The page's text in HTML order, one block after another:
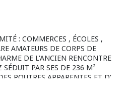
: COMMERCES , ÉCOLES ,
AMATEURS DE CORPS DE
DE L'ANCIEN RENCONTRE
SÉDUIT PAR SES DE 236 M²
POUTRES APPARENTES ET D'